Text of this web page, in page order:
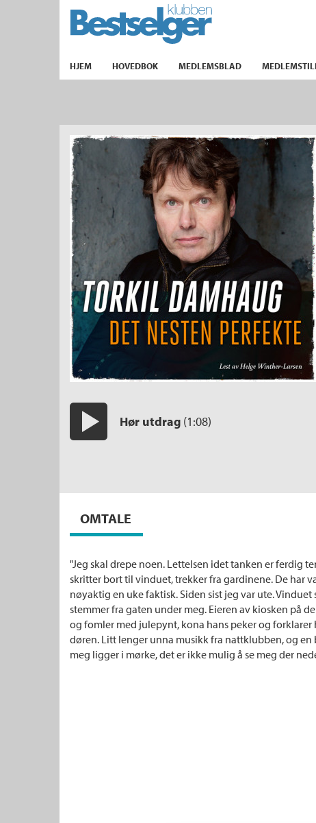
TIL FORSIDEN
HJEM HOVEDBOK MEDLEMSBLAD
Hør utdrag (1:08)
OMTALE
"Jeg skal drepe noen. Lettelsen idet tanken er ferdig
skritter bort til vinduet, trekker fra gardinene. De har
nøyaktig en uke faktisk. Siden sist jeg var ute.
stemmer fra gaten under meg. Eieren av kiosken på
og fomler med julepynt, kona hans peker og
døren. Litt lenger unna musikk fra nattklubben, og en
meg ligger i mørke, det er ikke mulig å se meg der